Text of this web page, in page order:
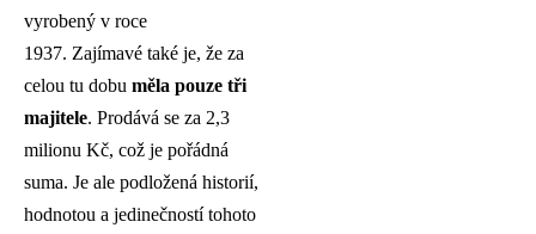
vyrobený v roce
1937. Zajímavé také je, že za
celou tu dobu měla pouze tři
majitele. Prodává se za 2,3
milionu Kč, což je pořádná
suma. Je ale podložená historií,
hodnotou a jedinečností tohoto